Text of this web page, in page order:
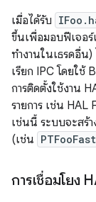
เมื่อได้รับ
ขึ้นเพื่อมอบฟีเจอร์
ทำงานในเธรดอื่น
เรียก IPC โดยใช้
การติดตั้งใช้งาน
รายการ เช่น
เช่นนี้ ระบบจะสร้
(เช่น
การเชื่อมโยง